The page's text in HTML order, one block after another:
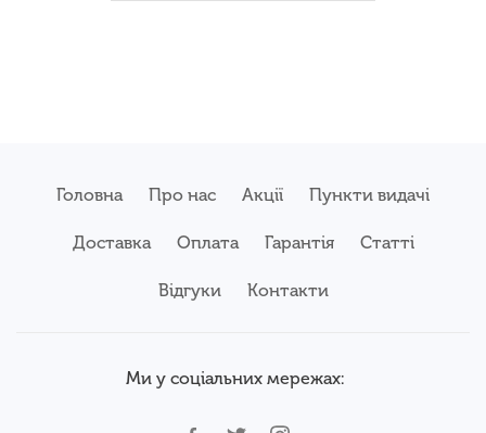
Головна Про нас Акції Пункти видачі
Доставка Оплата Гарантія Статті
Відгуки Контакти
Ми у соціальних мережах: